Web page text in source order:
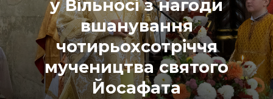
у Вільносі з нагоди
вшанування
чотирьохсотріччя
мучеництва святого
Йосафата